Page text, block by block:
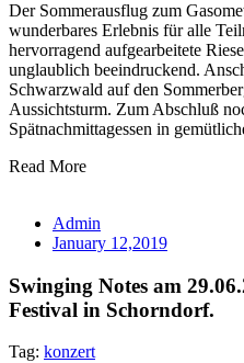
Der Sommerausflug zum
wunderbares Erlebnis für alle
hervorragend aufgearbeitete
unglaublich beeindruckend.
Schwarzwald auf den
Aussichtsturm. Zum Abschluß
Spätnachmittagessen in
Read More
Admin
January 12,2019
Swinging Notes am
Festival in Schorndorf.
Tag: konzert